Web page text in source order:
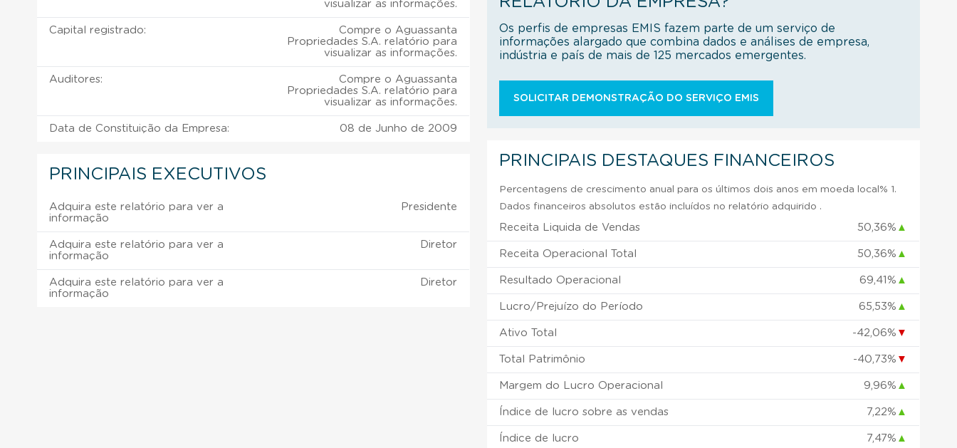
visualizar as informações.
Capital registrado:
Compre o Aguassanta
Propriedades S.A. relatório para
visualizar as informações.
Auditores:
Compre o Aguassanta
Propriedades S.A. relatório para
visualizar as informações.
Data de Constituição da Empresa: 08 de Junho de 2009
PRINCIPAIS EXECUTIVOS
Adquira este relatório para ver a
informação
Presidente
Adquira este relatório para ver a
informação
Diretor
Adquira este relatório para ver a
informação
Diretor
Os perfis de empresas EMIS fazem parte de um serviço de
informações alargado que combina dados e análises de empresa,
indústria e país de mais de 125 mercados emergentes.
SOLICITAR DEMONSTRAÇÃO DO SERVIÇO EMIS
PRINCIPAIS DESTAQUES FINANCEIROS
Percentagens de crescimento anual para os últimos dois anos em moeda local% 1.
Dados financeiros absolutos estão incluídos no relatório adquirido .
Receita Liquida de Vendas 50,36% ▲
Receita Operacional Total 50,36% ▲
Resultado Operacional 69,41% ▲
Lucro/Prejuízo do Período 65,53% ▲
Ativo Total -42,06% ▼
Total Patrimônio -40,73% ▼
Margem do Lucro Operacional 9,96% ▲
Índice de lucro sobre as vendas 7,22% ▲
Índice de lucro 7,47% ▲